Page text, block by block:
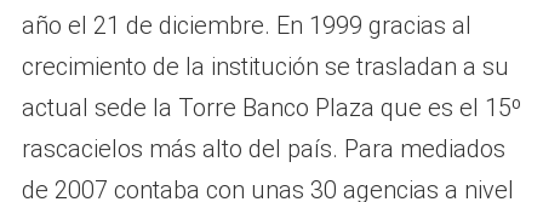
año el 21 de diciembre. En 1999 gracias al
crecimiento de la institución se trasladan a su
actual sede la Torre Banco Plaza que es el 15º
rascacielos más alto del país. Para mediados
de 2007 contaba con unas 30 agencias a nivel